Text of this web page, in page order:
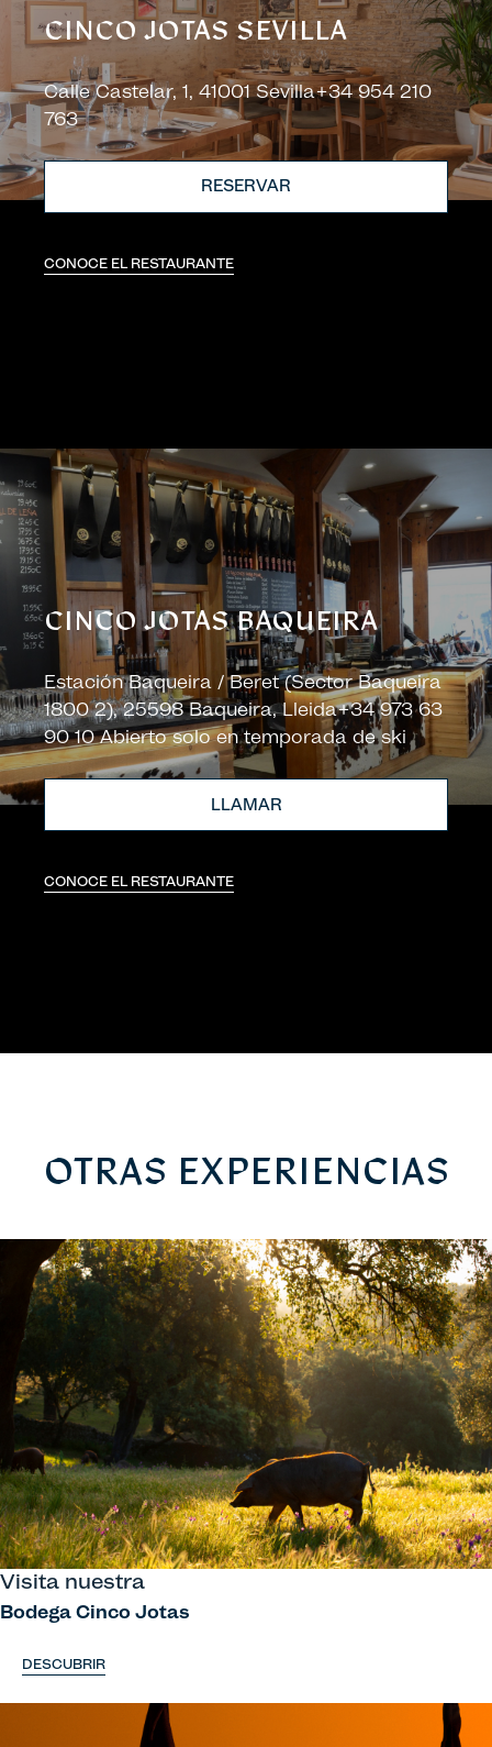
CINCO JOTAS SEVILLA
Calle Castelar, 1, 41001 Sevilla+34 954 210
763
RESERVAR
CONOCE EL RESTAURANTE
CINCO JOTAS BAQUEIRA
Estación Baqueira / Beret (Sector Baqueira
1800 2), 25598 Baqueira, Lleida+34 973 63
90 10 Abierto solo en temporada de ski
LLAMAR
CONOCE EL RESTAURANTE
OTRAS EXPERIENCIAS
Visita nuestra
Bodega Cinco Jotas
DESCUBRIR